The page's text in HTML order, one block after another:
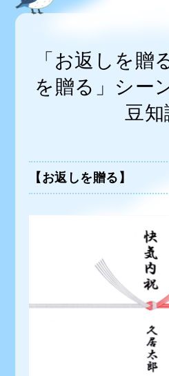
「お返しを贈
を贈る」シー
豆知
【お返しを贈る】